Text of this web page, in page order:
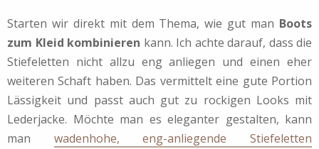
Starten wir direkt mit dem Thema, wie gut man Boots
zum Kleid kombinieren kann. Ich achte darauf, dass die
Stiefeletten nicht allzu eng anliegen und einen eher
weiteren Schaft haben. Das vermittelt eine gute Portion
Lässigkeit und passt auch gut zu rockigen Looks mit
Lederjacke. Möchte man es eleganter gestalten, kann
man wadenhohe, eng-anliegende Stiefeletten